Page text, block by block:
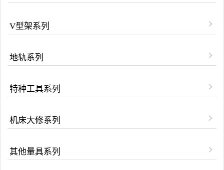
V型架系列
地轨系列
特种工具系列
机床大修系列
其他量具系列